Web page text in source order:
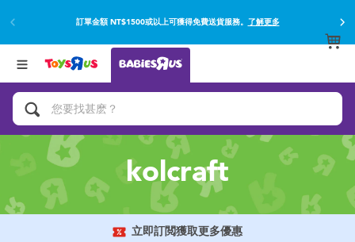
訂單金額 NT$1500或以上可獲得免費送貨服務。 了解更多
網上購買並使用門市取貨在店內取貨。
分類目錄
遊戲及活動
嬰兒專用禮品
沐浴及如厠訓練用品
嬰兒及兒童汽車座椅
品牌
查看所有
kolcraft
立即訂閲獲取更多優惠